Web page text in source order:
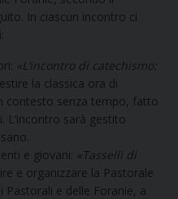
In ciascun incontro ci
«L’incontro di catechismo:
la classica ora di
contesto senza tempo, fatto
L’incontro sarà gestito
e giovani: «Tasselli di
e organizzare la Pastorale
Pastorali e delle Foranie, a